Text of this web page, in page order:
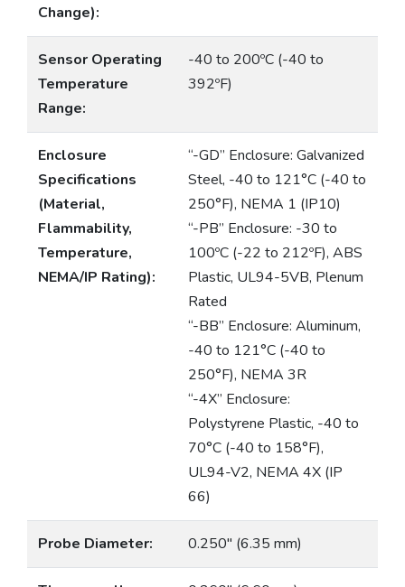
Change):
Sensor Operating
Temperature
Range:
-40 to 200ºC (-40 to
392ºF)
Enclosure
Specifications
(Material,
Flammability,
Temperature,
NEMA/IP Rating):
“-GD” Enclosure: Galvanized
Steel, -40 to 121°C (-40 to
250°F), NEMA 1 (IP10)
“-PB” Enclosure: -30 to
100ºC (-22 to 212ºF), ABS
Plastic, UL94-5VB, Plenum
Rated
“-BB” Enclosure: Aluminum,
-40 to 121°C (-40 to
250°F), NEMA 3R
“-4X” Enclosure:
Polystyrene Plastic, -40 to
70°C (-40 to 158°F),
UL94-V2, NEMA 4X (IP
66)
Probe Diameter: 0.250″ (6.35 mm)